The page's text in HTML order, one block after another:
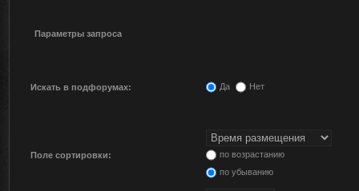
Параметры запроса
Искать в подфорумах: Да Нет
Поле сортировки:
по возрастанию
по убыванию